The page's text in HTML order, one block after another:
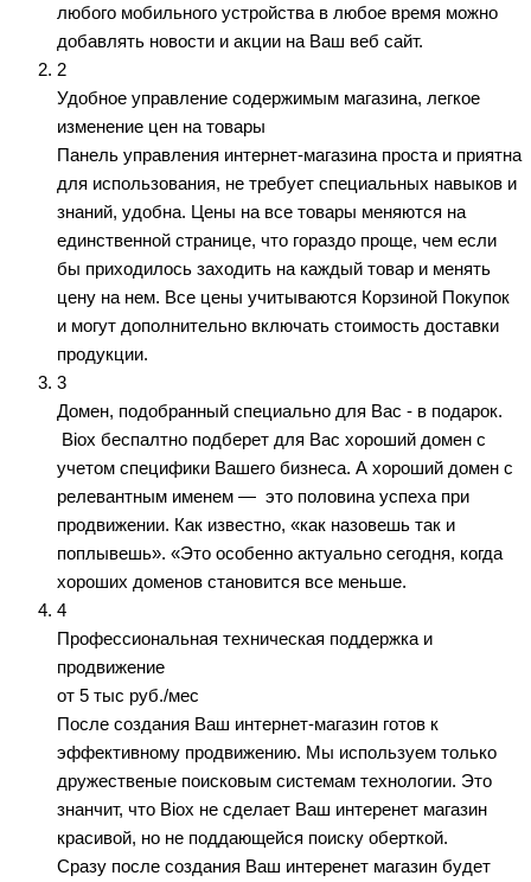
любого мобильного устройства в любое время можно
добавлять новости и акции на Ваш веб сайт.
2
Удобное управление содержимым магазина, легкое
изменение цен на товары
Панель управления интернет-магазина проста и приятна
для использования, не требует специальных навыков и
знаний, удобна. Цены на все товары меняются на
единственной странице, что гораздо проще, чем если
бы приходилось заходить на каждый товар и менять
цену на нем. Все цены учитываются Корзиной Покупок
и могут дополнительно включать стоимость доставки
продукции.
3
Домен, подобранный специально для Вас - в подарок.
Biox беспалтно подберет для Вас хороший домен с
учетом специфики Вашего бизнеса. А хороший домен с
релевантным именем — это половина успеха при
продвижении. Как известно, «как назовешь так и
поплывешь». «Это особенно актуально сегодня, когда
хороших доменов становится все меньше.
4
Профессиональная техническая поддержка и
продвижение
от 5 тыс руб./мес
После создания Ваш интернет-магазин готов к
эффективному продвижению. Мы используем только
дружественые поисковым системам технологии. Это
знанчит, что Biox не сделает Ваш интеренет магазин
красивой, но не поддающейся поиску оберткой.
Сразу после создания Ваш интеренет магазин будет